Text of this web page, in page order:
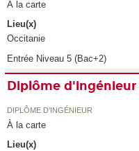
À la carte
Lieu(x)
Occitanie
Entrée Niveau 5 (Bac+2)
Diplôme
DIPLÔME D'INGÉNIEUR
À la carte
Lieu(x)